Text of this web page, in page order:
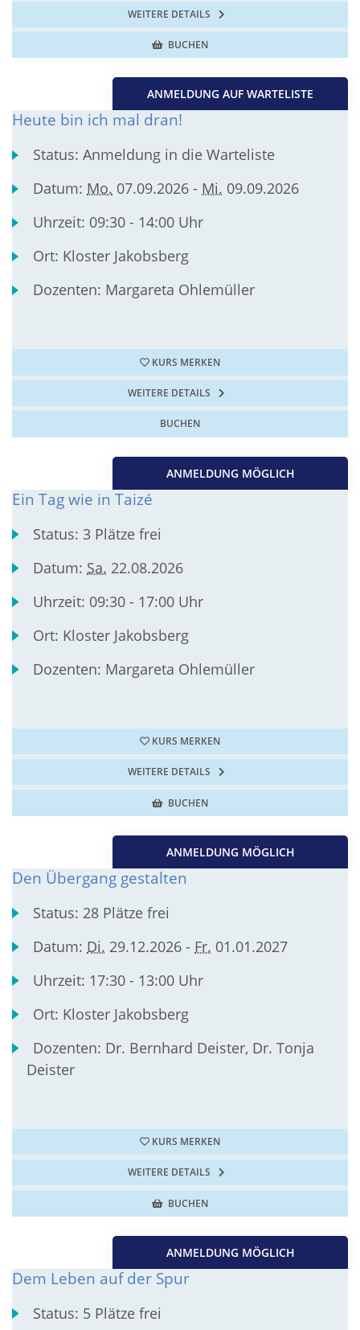
WEITERE DETAILS
BUCHEN
ANMELDUNG AUF WARTELISTE
Heute bin ich mal dran!
Status:Anmeldung in die Warteliste
Datum: Mo. 07.09.2026 - Mi. 09.09.2026
Uhrzeit: 09:30 - 14:00 Uhr
Ort: Kloster Jakobsberg
Dozenten: Margareta Ohlemüller
KURS MERKEN
WEITERE DETAILS
BUCHEN
ANMELDUNG MÖGLICH
Ein Tag wie in Taizé
Status:3 Plätze frei
Datum: Sa. 22.08.2026
Uhrzeit: 09:30 - 17:00 Uhr
Ort: Kloster Jakobsberg
Dozenten: Margareta Ohlemüller
KURS MERKEN
WEITERE DETAILS
BUCHEN
ANMELDUNG MÖGLICH
Den Übergang gestalten
Status: 28 Plätze frei
Datum: Di. 29.12.2026 - Fr. 01.01.2027
Uhrzeit: 17:30 - 13:00 Uhr
Ort: Kloster Jakobsberg
Dozenten: Dr. Bernhard Deister, Dr. Tonja
Deister
KURS MERKEN
WEITERE DETAILS
BUCHEN
ANMELDUNG MÖGLICH
Dem Leben auf der Spur
Status: 5 Plätze frei